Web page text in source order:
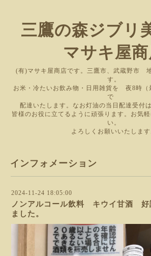
三鷹の森ジブリ
マサキ屋
(有)マサキ屋商店です。三鷹市、武蔵野市
す。
お米・冷たいお飲み物・日用雑貨を 夜8時（
で
配達いたします。なお灯油の当日配達受付
皆様のお役に立てるように頑張ります。お気
い。
よろしくお願いいたします
インフォメーション
2024-11-24 18:05:00
ノンアルコール飲料 キウイ甘酒 好
ました。